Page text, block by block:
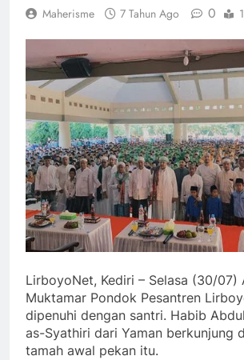
Maherisme 7 Tahun Ago 0
LirboyoNet, Kediri – Selasa (30/07)
Muktamar Pondok Pesantren
dipenuhi dengan santri. Habib
as-Syathiri dari Yaman berkunjung
tamah awal pekan itu.